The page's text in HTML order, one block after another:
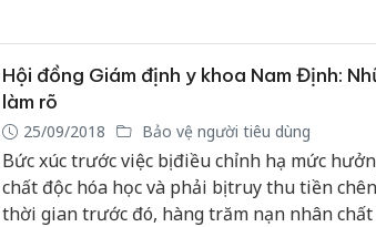
khăn vui Xuân, đón Tết.
Hội đồng Giám định y khoa Nam Định:
làm rõ
25/09/2018 Bảo vệ người tiêu dùng
Bức xúc trước việc bị điều chỉnh hạ mức
chất độc hóa học và phải bị truy thu tiền
thời gian trước đó, hàng trăm nạn nhân chất